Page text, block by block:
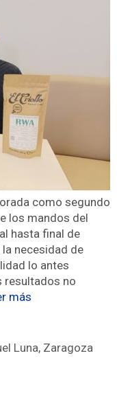
como segundo
los mandos del
hasta final de
necesidad de
lo antes
resultados no
más
Luna, Zaragoza